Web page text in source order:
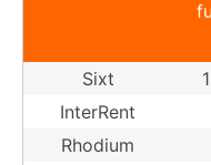
Sixt
InterRent
Rhodium